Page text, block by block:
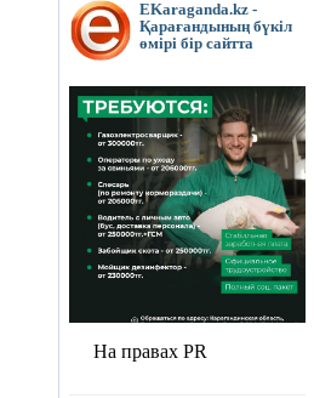
EKaraganda.kz -
Қарағандының бүкіл
өмірі бір сайтта